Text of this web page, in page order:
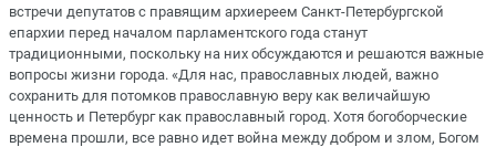
встречи депутатов с правящим архиереем Санкт-Петербургской
епархии перед началом парламентского года станут
традиционными, поскольку на них обсуждаются и решаются важные
вопросы жизни города. «Для нас, православных людей, важно
сохранить для потомков православную веру как величайшую
ценность и Петербург как православный город. Хотя богоборческие
времена прошли, все равно идет война между добром и злом, Богом